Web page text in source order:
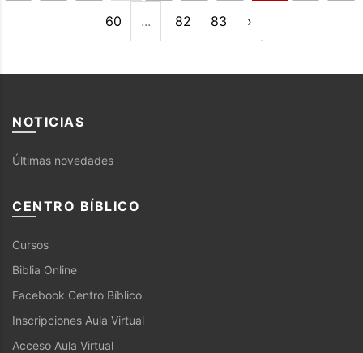
60 ... 82 83 ›
NOTICIAS
Últimas novedades
CENTRO BÍBLICO
Cursos
Biblia Online
Facebook Centro Bíblico
Inscripciones Aula Virtual
Acceso Aula Virtual